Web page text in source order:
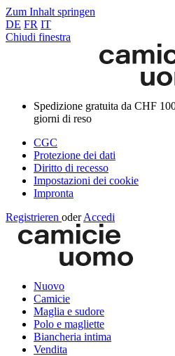
Zum Inhalt springen
DE FR IT
Chiudi finestra
Spedizione gratuita da CHF
giorni di reso
CGC
Protezione dei dati
Diritto di recesso
Impostazioni dei cookie
Impronta
Registrieren oder Accedi
Nuovo
Camicie
Maglia e sudore
Polo e magliette
Biancheria intima
Vendita